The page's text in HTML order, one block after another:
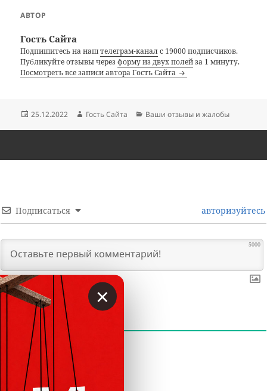
АВТОР
Гость Сайта
Подпишитесь на наштелеграм-каналс 19000 подписчиков.
Публикуйте отзывы черезформу из двух полейза 1 минуту.
Посмотреть все записи автора Гость Сайта
Опубликовано
25.12.2022 Автор
Гость Сайта Рубрики
Ваши отзывы и жалобы
Подписаться авторизуйтесь
5000
КОММЕНТАРИИ
×